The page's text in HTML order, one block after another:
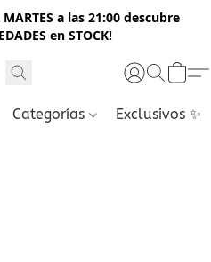
MARTES a las 21:00 descubre
en STOCK!
Categorías Exclusivos ✨